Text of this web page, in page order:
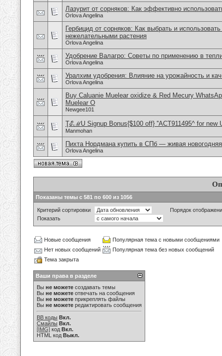
Лазурит от сорняков: Как эффективно
Orlova Angelina
Гербицид от сорняков: Как выбрать и
нежелательными растения
Orlova Angelina
Удобрение Валагро: Советы по применению в
Orlova Angelina
Уралхим удобрения: Влияние на урожайность и
Orlova Angelina
Buy Caluanie Muelear oxidize & Red Mecury
Muelear O
Newgee101
ŢℰℳU Signup Bonus{$100 off} ''ACT911495^ for new
Manmohan
Пихта Нордмана купить в СПб — живая
Orlova Angelina
Показаны темы с 581 по 600 из 1056
Критерий сортировки
Порядок
Показать
Новые сообщения
Популярная тема с новыми сообщениями
Нет новых сообщений
Популярная тема без новых сообщений
Тема закрыта
Ваши права в разделе
Вы не можете создавать темы
Вы не можете отвечать на сообщения
Вы не можете прикреплять файлы
Вы не можете редактировать сообщения
BB коды Вкл.
Смайлы Вкл.
[IMG] код Вкл.
HTML код Выкл.